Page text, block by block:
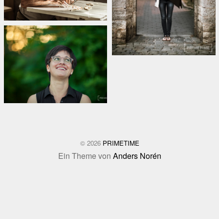
© 2026 PRIMETIME
Ein Theme von Anders Norén